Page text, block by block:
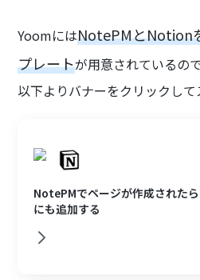
YoomにはNotePMとNotion
プレートが用意されているの
以下よりバナーをクリックして
NotePMでページが作成された
にも追加する